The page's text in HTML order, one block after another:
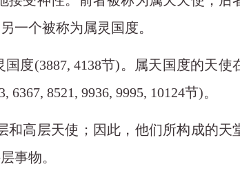
一个被称为属灵国度。
国度(3887, 4138节)。属天国度的天
8521, 9936, 9995, 10124节)。
高层天使；因此，他们所构成的天
事物。